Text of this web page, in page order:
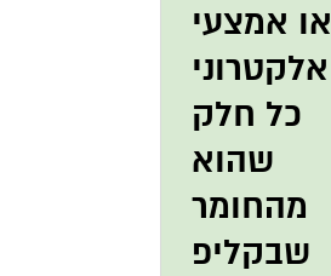
או אמצעי
אלקטרוני
כל חלק
שהוא
מהחומר
שבקליפ